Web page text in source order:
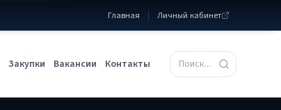
Главная Личный кабинет
Закупки Вакансии Контакты